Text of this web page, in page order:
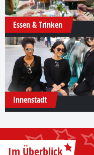
Essen & Trinken
Innenstadt
Im Überblick